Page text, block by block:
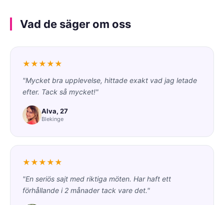
Vad de säger om oss
★★★★★
"Mycket bra upplevelse, hittade exakt vad jag letade
efter. Tack så mycket!"
Alva, 27
Blekinge
★★★★★
"En seriös sajt med riktiga möten. Har haft ett
förhållande i 2 månader tack vare det."